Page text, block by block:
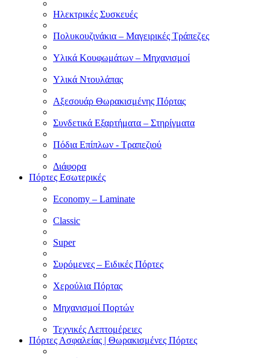
Ηλεκτρικές Συσκευές
Πολυκουζινάκια – Μαγειρικές Τράπεζες
Υλικά Κουφωμάτων – Μηχανισμοί
Υλικά Ντουλάπας
Αξεσουάρ Θωρακισμένης Πόρτας
Συνδετικά Εξαρτήματα – Στηρίγματα
Πόδια Επίπλων - Τραπεζιού
Διάφορα
Πόρτες Εσωτερικές
Economy – Laminate
Classic
Super
Συρόμενες – Ειδικές Πόρτες
Χερούλια Πόρτας
Μηχανισμοί Πορτών
Τεχνικές Λεπτομέρειες
Πόρτες Ασφαλείας | Θωρακισμένες Πόρτες